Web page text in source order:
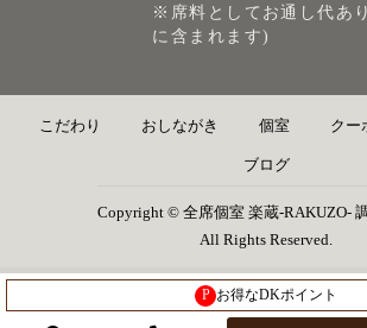
※席料としてお通し代あ
に含まれます)
こだわり おしながき 個室 クー
ブログ
Copyright © 全席個室 楽蔵‐RAKUZO‐
All Rights Reserved.
P お得なDKポイント